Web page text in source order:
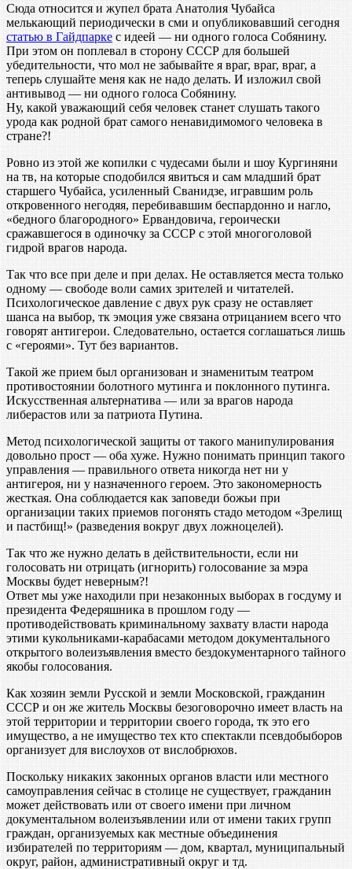
Сюда относится и жупел брата Анатолия Чубайса
мелькающий периодически в сми и опубликовавший сегодня
статью в Гайдпарке с идеей — ни одного голоса Собянину.
При этом он поплевал в сторону СССР для большей
убедительности, что мол не забывайте я враг, враг, враг, а
теперь слушайте меня как не надо делать. И изложил свой
антивывод — ни одного голоса Собянину.
Ну, какой уважающий себя человек станет слушать такого
урода как родной брат самого ненавидимомого человека в
стране?!
Ровно из этой же копилки с чудесами были и шоу Кургиняни
на тв, на которые сподобился явиться и сам младший брат
старшего Чубайса, усиленный Сванидзе, игравшим роль
откровенного негодяя, перебивавшим беспардонно и нагло,
«бедного благородного» Ервандовича, героически
сражавшегося в одиночку за СССР с этой многоголовой
гидрой врагов народа.
Так что все при деле и при делах. Не оставляется места только
одному — свободе воли самих зрителей и читателей.
Психологическое давление с двух рук сразу не оставляет
шанса на выбор, тк эмоция уже связана отрицанием всего что
говорят антигерои. Следовательно, остается соглашаться лишь
с «героями». Тут без вариантов.
Такой же прием был организован и знаменитым театром
противостоянии болотного мутинга и поклонного путинга.
Искусственная альтернатива — или за врагов народа
либерастов или за патриота Путина.
Метод психологической защиты от такого манипулирования
довольно прост — оба хуже. Нужно понимать принцип такого
управления — правильного ответа никогда нет ни у
антигероя, ни у назначенного героем. Это закономерность
жесткая. Она соблюдается как заповеди божьи при
организации таких приемов погонять стадо методом «Зрелищ
и пастбищ!» (разведения вокруг двух ложноцелей).
Так что же нужно делать в действительности, если ни
голосовать ни отрицать (игнорить) голосование за мэра
Москвы будет неверным?!
Ответ мы уже находили при незаконных выборах в госдуму и
президента Федеряшника в прошлом году —
противодействовать криминальному захвату власти народа
этими кукольниками-карабасами методом документального
открытого волеизъявления вместо бездокументарного тайного
якобы голосования.
Как хозяин земли Русской и земли Московской, гражданин
СССР и он же житель Москвы безоговорочно имеет власть на
этой территории и территории своего города, тк это его
имущество, а не имущество тех кто спектакли псевдобыборов
организует для вислоухов от вислобрюхов.
Поскольку никаких законных органов власти или местного
самоуправления сейчас в столице не существует, гражданин
может действовать или от своего имени при личном
документальном волеизъявлении или от имени таких групп
граждан, организуемых как местные объединения
избирателей по территориям — дом, квартал, муниципальный
округ, район, административный округ и тд.